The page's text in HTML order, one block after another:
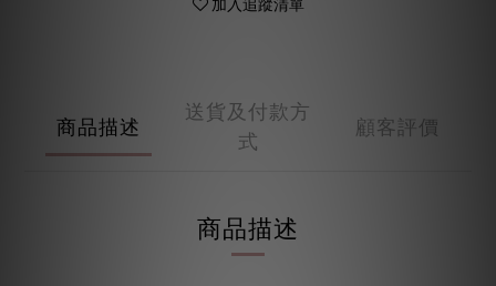
加入追蹤清單
商品描述
送貨及付款方
式
顧客評價
商品描述